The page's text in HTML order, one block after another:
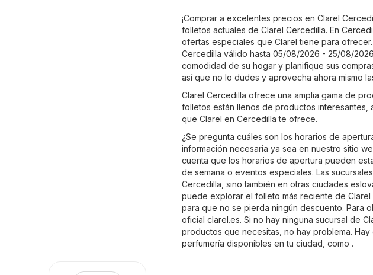
¡Comprar a excelentes precios en Clarel
folletos actuales de Clarel Cercedilla. En
ofertas especiales que Clarel tiene para
Cercedilla válido hasta 05/08/2026 - 25/08/
comodidad de su hogar y planifique sus
así que no lo dudes y aprovecha ahora mismo
Clarel Cercedilla ofrece una amplia gama de
folletos están llenos de productos
que Clarel en Cercedilla te ofrece.
¿Se pregunta cuáles son los horarios de
información necesaria ya sea en nuestro sitio
cuenta que los horarios de apertura pueden
de semana o eventos especiales. Las
Cercedilla, sino también en otras ciudades
puede explorar el folleto más reciente de
para que no se pierda ningún descuento. Para
oficial clarel.es. Si no hay ninguna sucursal de
productos que necesitas, no hay problema.
perfumería disponibles en tu ciudad, como .